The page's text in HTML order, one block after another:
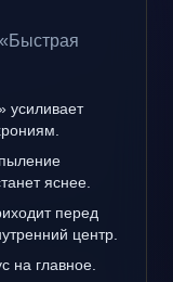
усиливает
яснее.
перед
центр.
на главное.